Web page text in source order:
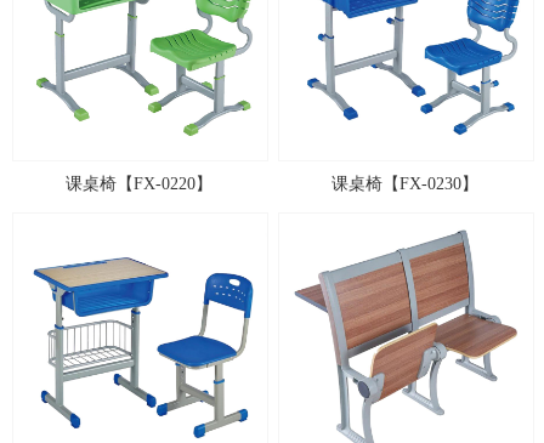
课桌椅【FX-0220】 课桌椅【FX-0230】